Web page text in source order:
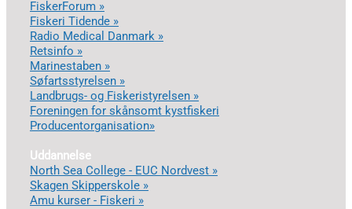
FiskerForum »
Fiskeri Tidende »
Radio Medical Danmark »
Retsinfo »
Marinestaben »
Søfartsstyrelsen »
Landbrugs- og Fiskeristyrelsen »
Foreningen for skånsomt kystfiskeri
Producentorganisation»
Uddannelse
North Sea College - EUC Nordvest »
Skagen Skipperskole »
Amu kurser - Fiskeri »